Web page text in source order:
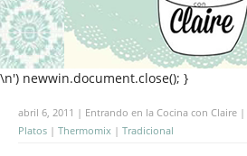
\n') newwin.document.close(); }
abril 6, 2011 | Entrando en la Cocina con Claire |
Platos | Thermomix | Tradicional